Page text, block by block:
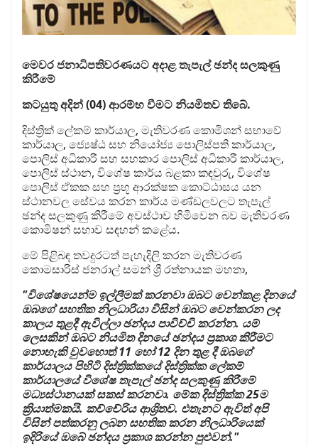
මෙවර ජනාධිපතිවරණයට අදාළ තැපැල් ඡන්ද සලකුණු
කිරීමේ
කටයුතු අදින් (04) ආරම්භ වීමට නියමිතව තිබේ.
දිස්ත්‍රික් ලේකම් කාර්යාල, මැතිවරණ කොමිශන් සභාවේ
කාර්යාල, ජ්‍යෙෂ්ඨ සහ නියෝජ්‍ය පොලිස්පති කාර්යාල,
පොලිස් අධිකාරී සහ සහකාර පොලිස් අධිකාරී කාර්යාල,
පොලිස් ස්ථාන, විශේෂ කාර්ය බළකා කඳවුරු, විශේෂ
පොලිස් ඒකක සහ ප්‍රභූ ආරක්ෂක කොට්ඨාසය යන
ස්ථානවල සේවය කරන කාර්ය මණ්ඩලවලට තැපැල්
ඡන්ද සලකුණු කිරීමේ අවස්ථාව හිමිවෙන බව මැතිවරණ
කොමිෂන් සභාව සඳහන් කළේය.
මේ පිළිබඳ තවදුරටත් පැහැදිලි කරන මැතිවරණ
කොමසාරිස් ජනරාල් සමන් ශ්‍රී රත්නායක මහතා,
"විශේෂයෙන්ම ඉල්ලීමක් කරනවා ඔබට වෙන්කළ දිනයේ
ඔබගේ සහතික නිලධාරියා විසින් ඔබට වෙන්කරන ලද
කාලය තුළදී ඇවිල්ලා ඡන්දය පාවිච්චි කරන්න. යම්
ලෙසකින් ඔබට නියමිත දිනයේ ඡන්දය ප්‍රකාශ කිරීමට
නොහැකි වුවහොත් 11 හෝ 12 දින තුළ දී ඔබගේ
කාර්යාලය පිහිටි දිස්ත්‍රික්කයේ දිස්ත්‍රික්ක ලේකම්
කාර්යාලයේ විශේෂ තැපැල් ඡන්ද සලකුණු කිරීමේ
මධ්‍යස්ථානයක් සකස් කරනවා. මේක දිස්ත්‍රික්ක 25ම
ක්‍රියාත්මකයි. කච්චේරිය ආශ්‍රිතව. එතැනට ඇවිත් අපි
විසින් පත්කරනු ලබන සහතික කරන නිලධාරියෙක්
ඉදිරියේ ඔබේ ඡන්දය ප්‍රකාශ කරන්න පුළුවන්."